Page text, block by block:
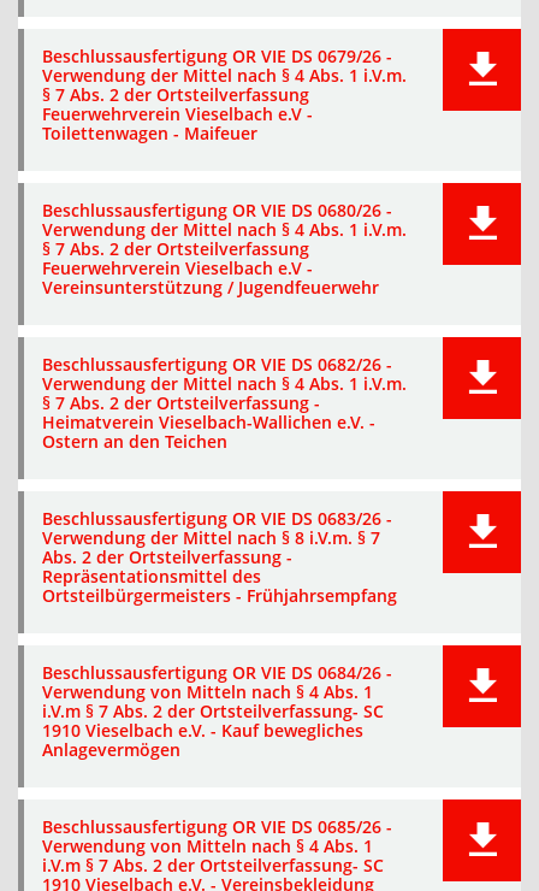
Beschlussausfertigung OR VIE DS 0679/26 -
Verwendung der Mittel nach § 4 Abs. 1 i.V.m.
§ 7 Abs. 2 der Ortsteilverfassung
Feuerwehrverein Vieselbach e.V -
Toilettenwagen - Maifeuer
Beschlussausfertigung OR VIE DS 0680/26 -
Verwendung der Mittel nach § 4 Abs. 1 i.V.m.
§ 7 Abs. 2 der Ortsteilverfassung
Feuerwehrverein Vieselbach e.V -
Vereinsunterstützung / Jugendfeuerwehr
Beschlussausfertigung OR VIE DS 0682/26 -
Verwendung der Mittel nach § 4 Abs. 1 i.V.m.
§ 7 Abs. 2 der Ortsteilverfassung -
Heimatverein Vieselbach-Wallichen e.V. -
Ostern an den Teichen
Beschlussausfertigung OR VIE DS 0683/26 -
Verwendung der Mittel nach § 8 i.V.m. § 7
Abs. 2 der Ortsteilverfassung -
Repräsentationsmittel des
Ortsteilbürgermeisters - Frühjahrsempfang
Beschlussausfertigung OR VIE DS 0684/26 -
Verwendung von Mitteln nach § 4 Abs. 1
i.V.m § 7 Abs. 2 der Ortsteilverfassung- SC
1910 Vieselbach e.V. - Kauf bewegliches
Anlagevermögen
Beschlussausfertigung OR VIE DS 0685/26 -
Verwendung von Mitteln nach § 4 Abs. 1
i.V.m § 7 Abs. 2 der Ortsteilverfassung- SC
1910 Vieselbach e.V. - Vereinsbekleidung